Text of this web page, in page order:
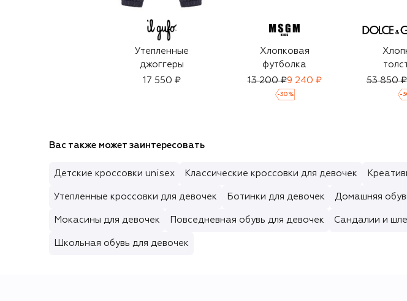
Утепленные
джоггеры
17 550 ₽
Хлопковая
футболка
13 200 ₽9 240 ₽
-30 %
53 850 ₽
-
Вас также может заинтересовать
Детские кроссовки unisex Классические кроссовки для девочек
Утепленные кроссовки для девочек Ботинки для девочек Домашняя
Мокасины для девочек Повседневная обувь для девочек Сандалии и
Школьная обувь для девочек